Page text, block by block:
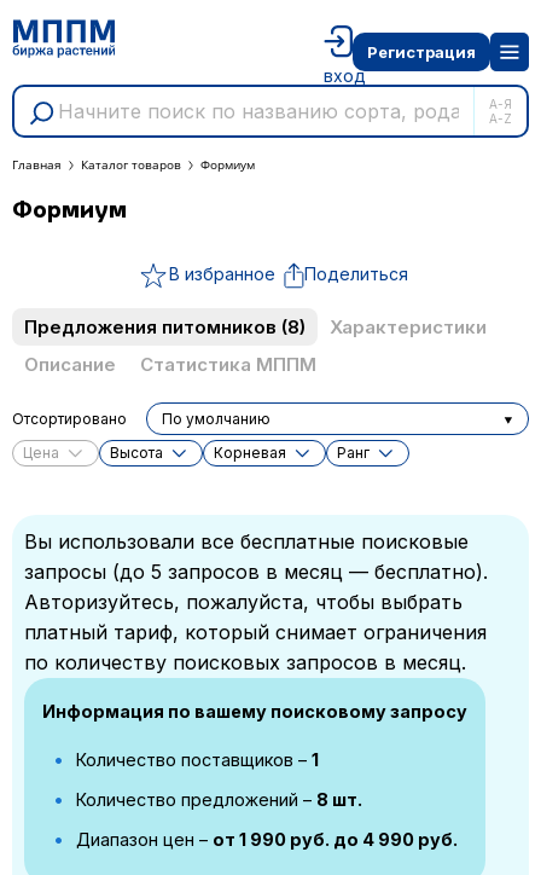
А-Я
A-Z
вход
Регистрация
Главная Каталог товаров Формиум
Формиум
В избранное Поделиться
Предложения питомников (8)
Характеристики
Описание
Статистика МППМ
Цена Высота Корневая Ранг
Отсортировано По умолчанию
Вы использовали все бесплатные поисковые
запросы (до 5 запросов в месяц — бесплатно).
Авторизуйтесь, пожалуйста, чтобы выбрать
платный тариф, который снимает ограничения
по количеству поисковых запросов в месяц.
Информация по вашему поисковому запросу
Количество поставщиков – 1
Количество предложений – 8 шт.
Диапазон цен – от 1 990 руб. до 4 990 руб.